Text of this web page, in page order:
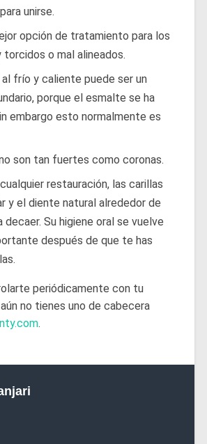
unirse.
opción de tratamiento para los
torcidos o mal alineados.
al frío y caliente puede ser un
porque el esmalte se ha
embargo esto normalmente es
son tan fuertes como coronas.
restauración, las carillas
y el diente natural alrededor de
Su higiene oral se vuelve
después de que te has
periódicamente con tu
no tienes uno de cabecera
.